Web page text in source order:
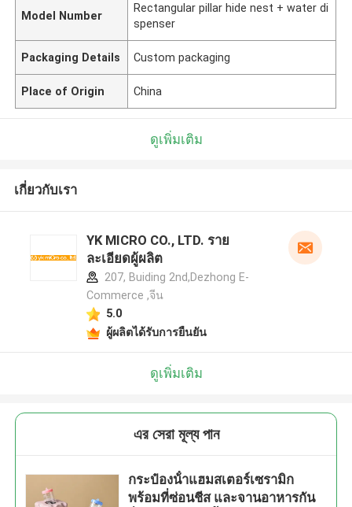
Model Number
Rectangular pillar hide nest + water di
spenser
Packaging Details Custom packaging
Place of Origin China
ดูเพิ่มเติม
เกี่ยวกับเรา
YK MICRO CO., LTD. ราย
ละเอียดผู้ผลิต
207, Buiding 2nd,Dezhong E-
Commerce ,จีน
5.0
ผู้ผลิตได้รับการยืนยัน
ดูเพิ่มเติม
এর সেরা মূল্য পান
กระป๋องน้ําแฮมสเตอร์เซรามิก
พร้อมที่ซ่อนชีส และจานอาหารกัน